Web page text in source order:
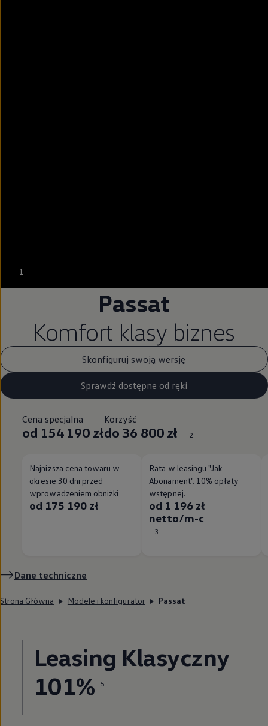
1
Passat
Komfort klasy biznes
Skonfiguruj swoją wersję
Sprawdź dostępne od ręki
Cena specjalna
od 154 190 zł
Korzyść
do 36 800 zł 2
Najniższa cena towaru w
okresie 30 dni przed
wprowadzeniem obniżki
od 175 190 zł
Rata w leasingu "Jak
Abonament". 10% opłaty
wstępnej.
od 1 196 zł
netto/m-c
3
Dane techniczne
Strona Główna Modele i konfigurator Passat
Leasing Klasyczny
101%
5